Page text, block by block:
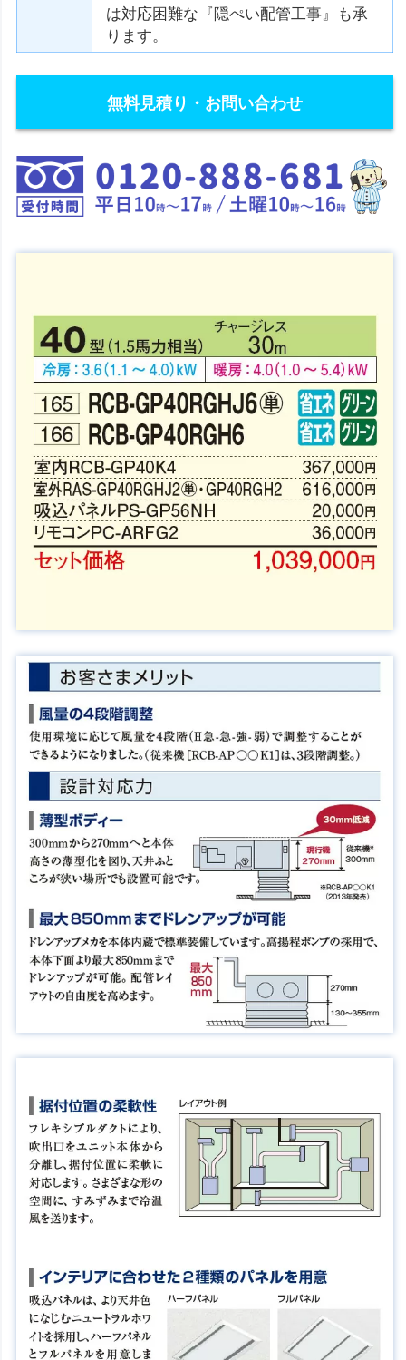
は対応困難な『隠ぺい配管工事』も承
ります。
無料見積り・お問い合わせ